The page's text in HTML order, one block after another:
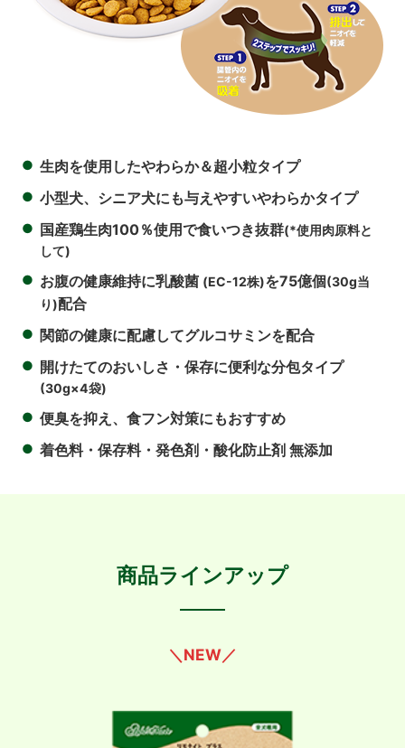
● 生肉を使用したやわらか＆超小粒タイプ
● 小型犬、シニア犬にも与えやすいやわらかタイプ
● 国産鶏生肉100％使用で食いつき抜群(*使用肉原料と
して)
● お腹の健康維持に乳酸菌 (EC-12株)を75億個(30g当
り)配合
● 関節の健康に配慮してグルコサミンを配合
● 開けたてのおいしさ・保存に便利な分包タイプ
(30g×4袋)
● 便臭を抑え、食フン対策にもおすすめ
● 着色料・保存料・発色剤・酸化防止剤 無添加
商品ラインアップ
＼NEW／